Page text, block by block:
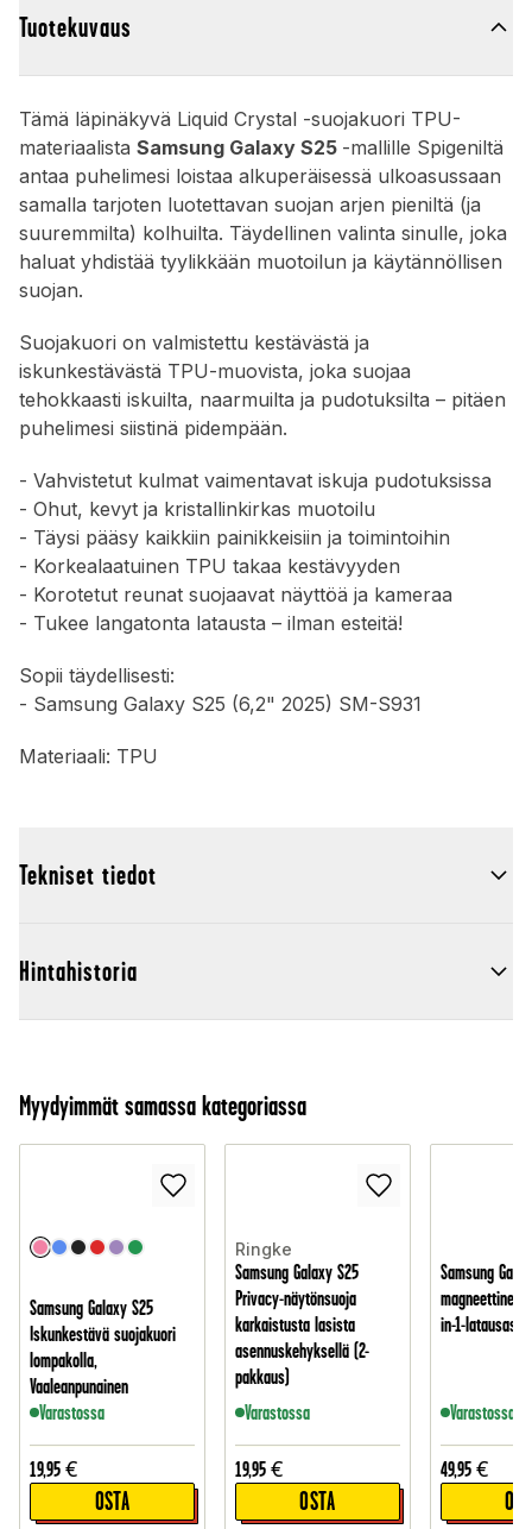
Tuotekuvaus
Tämä läpinäkyvä Liquid Crystal -suojakuori TPU-
materiaalista Samsung Galaxy S25 -mallille Spigeniltä
antaa puhelimesi loistaa alkuperäisessä ulkoasussaan
samalla tarjoten luotettavan suojan arjen pieniltä (ja
suuremmilta) kolhuilta. Täydellinen valinta sinulle, joka
haluat yhdistää tyylikkään muotoilun ja käytännöllisen
suojan.
Suojakuori on valmistettu kestävästä ja
iskunkestävästä TPU-muovista, joka suojaa
tehokkaasti iskuilta, naarmuilta ja pudotuksilta – pitäen
puhelimesi siistinä pidempään.
- Vahvistetut kulmat vaimentavat iskuja pudotuksissa
- Ohut, kevyt ja kristallinkirkas muotoilu
- Täysi pääsy kaikkiin painikkeisiin ja toimintoihin
- Korkealaatuinen TPU takaa kestävyyden
- Korotetut reunat suojaavat näyttöä ja kameraa
- Tukee langatonta latausta – ilman esteitä!
Sopii täydellisesti:
- Samsung Galaxy S25 (6,2" 2025) SM-S931
Materiaali: TPU
Tekniset tiedot
Hintahistoria
Myydyimmät samassa kategoriassa
Samsung Galaxy S25
Iskunkestävä suojakuori
lompakolla,
Vaaleanpunainen
Varastossa
19,95 €
OSTA
Ringke
Samsung Galaxy S25
Privacy-näytönsuoja
karkaistusta lasista
asennuskehyksellä (2-
pakkaus)
Varastossa
19,95 €
OSTA
Samsung
magneettinen
in-1-
Varastossa
49,95 €